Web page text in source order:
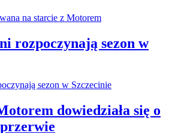
rozpoczynają sezon w
dowiedziała się o